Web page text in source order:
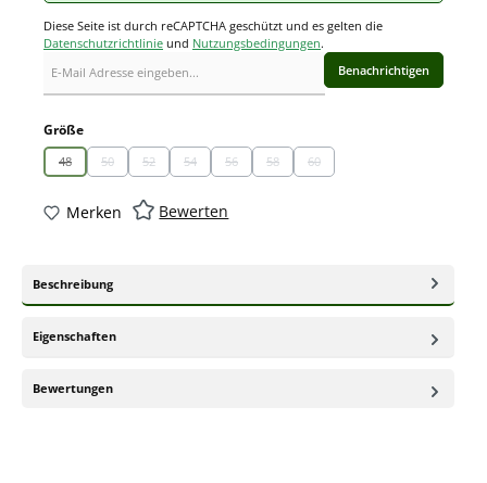
Diese Seite ist durch reCAPTCHA geschützt und es gelten die
Datenschutzrichtlinie und Nutzungsbedingungen.
Benachrichtigen
Größeauswählen
48
(Diese Option ist zurzeit nicht verfügbar.)
50
(Diese Option ist zurzeit nicht verfügbar.)
52
(Diese Option ist zurzeit nicht verfügbar.)
54
(Diese Option ist zurzeit nicht verfügbar.)
56
(Diese Option ist zurzeit nicht verfügbar.)
58
(Diese Option ist zurzeit nicht verfügbar.)
60
(Diese Option ist zurzeit nicht
Merken Bewerten
Beschreibung
Eigenschaften
Bewertungen